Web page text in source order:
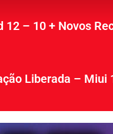
12 – 10 + Novos
Liberada – Miui